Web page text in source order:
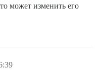
может изменить его